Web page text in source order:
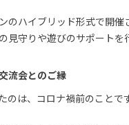
のハイブリッド形式で開
守りや遊びのサポート
流会とのご縁
のは、コロナ禍前のこと